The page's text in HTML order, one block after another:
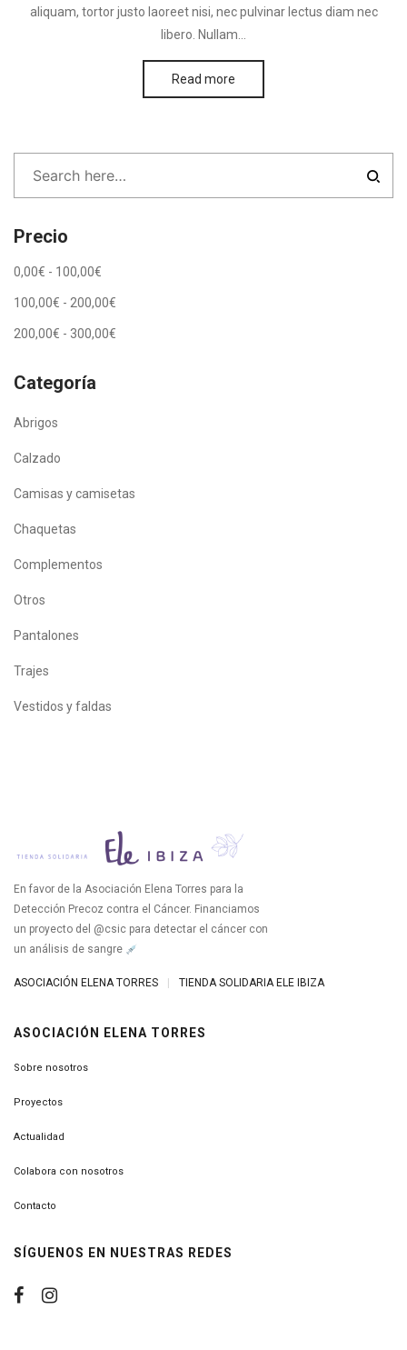
aliquam, tortor justo laoreet nisi, nec pulvinar lectus diam nec
libero. Nullam…
Read more
Precio
0,00€ - 100,00€
100,00€ - 200,00€
200,00€ - 300,00€
Categoría
Abrigos
Calzado
Camisas y camisetas
Chaquetas
Complementos
Otros
Pantalones
Trajes
Vestidos y faldas
En favor de la Asociación Elena Torres para la
Detección Precoz contra el Cáncer. Financiamos
un proyecto del @csic para detectar el cáncer con
un análisis de sangre
ASOCIACIÓN ELENA TORRES TIENDA SOLIDARIA ELE IBIZA
ASOCIACIÓN ELENA TORRES
Sobre nosotros
Proyectos
Actualidad
Colabora con nosotros
Contacto
SÍGUENOS EN NUESTRAS REDES